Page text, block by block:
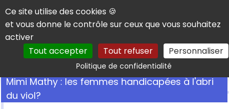
Panneau de gestion des cookies
Ce site utilise des cookies 🍪
et vous donne le contrôle sur ceux que vous souhaitez
activer
Tout accepter
Tout refuser Personnaliser
Politique de confidentialitéRechercher
Mimi Mathy : les femmes handicapées à l'abri
du viol?